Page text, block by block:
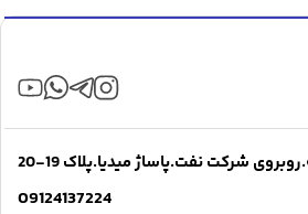
شرکت نفت.پاساژ میدیا.پلاک 19-20
09124137224